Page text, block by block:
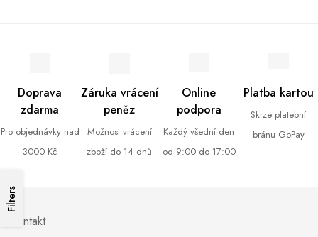
Filters
Doprava
zdarma
Pro objednávky nad
3000 Kč
Záruka vrácení
peněz
Možnost vrácení
zboží do 14 dnů
Online
podpora
Každý všední den
od 9:00 do 17:00
Platba kartou
Skrze platební
bránu GoPay
Kontakt